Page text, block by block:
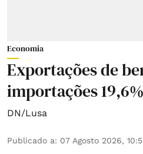
Economia
Exportações de
importações
DN/Lusa
Publicado a: 07 Agosto 2026,